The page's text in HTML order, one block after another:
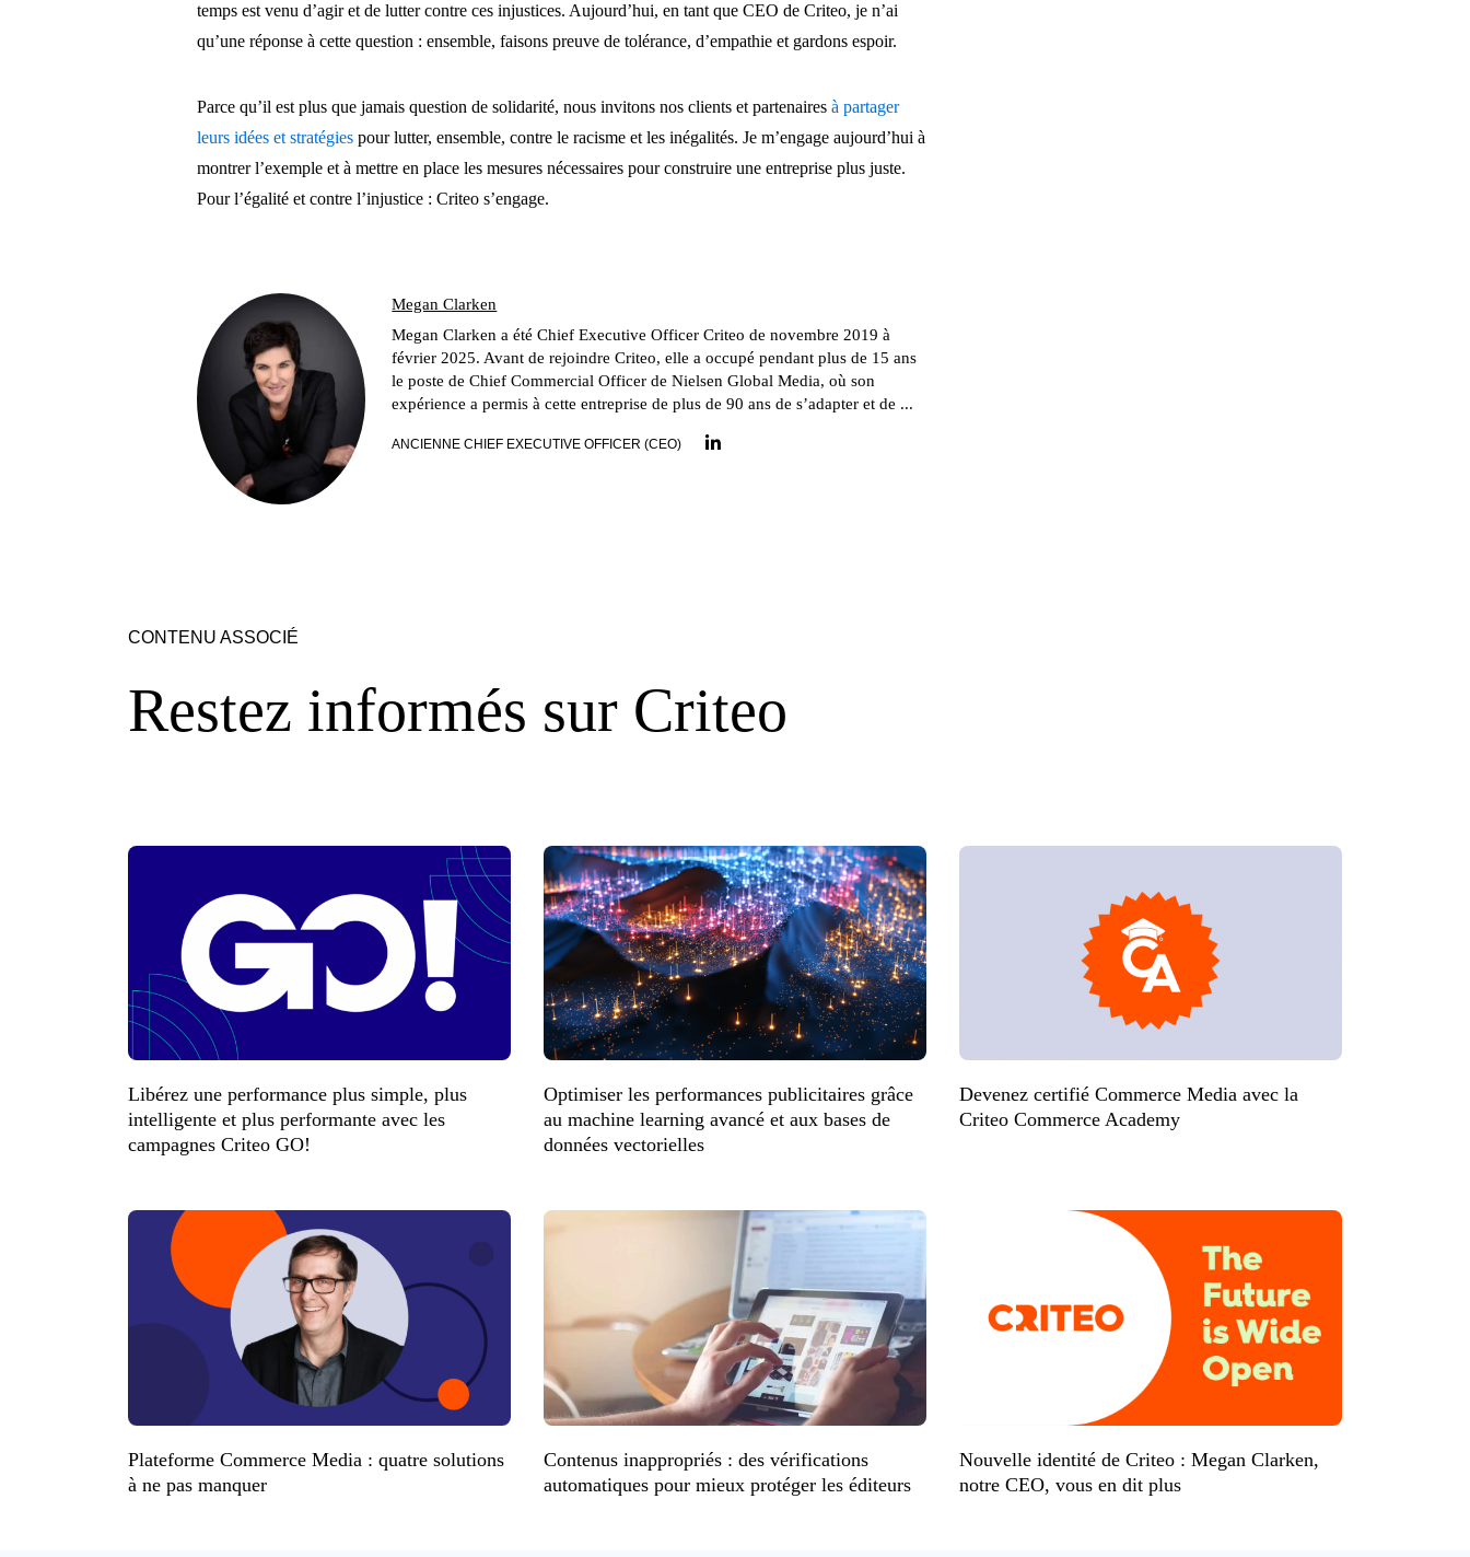
temps est venu d’agir et de lutter contre ces injustices. Aujourd’hui, en tant que CEO de Criteo, je n’ai
qu’une réponse à cette question : ensemble, faisons preuve de tolérance, d’empathie et gardons espoir.
Parce qu’il est plus que jamais question de solidarité, nous invitons nos clients et partenairesà partager
leurs idées et stratégies pour lutter, ensemble, contre le racisme et les inégalités. Je m’engage aujourd’hui à
montrer l’exemple et à mettre en place les mesures nécessaires pour construire une entreprise plus juste.
Pour l’égalité et contre l’injustice : Criteo s’engage.
Megan Clarken
Megan Clarken a été Chief Executive Officer Criteo de novembre 2019 à
février 2025. Avant de rejoindre Criteo, elle a occupé pendant plus de 15 ans
le poste de Chief Commercial Officer de Nielsen Global Media, où son
expérience a permis à cette entreprise de plus de 90 ans de s’adapter et de ...
ANCIENNE CHIEF EXECUTIVE OFFICER (CEO) LinkedIn link
CONTENU ASSOCIÉ
Restez informés sur Criteo
Libérez une performance plus simple, plus
intelligente et plus performante avec les
campagnes Criteo GO!
Optimiser les performances publicitaires grâce
au machine learning avancé et aux bases de
données vectorielles
Devenez certifié Commerce Media avec la
Criteo Commerce Academy
Plateforme Commerce Media : quatre solutions
à ne pas manquer
Contenus inappropriés : des vérifications
automatiques pour mieux protéger les éditeurs
Nouvelle identité de Criteo : Megan Clarken,
notre CEO, vous en dit plus